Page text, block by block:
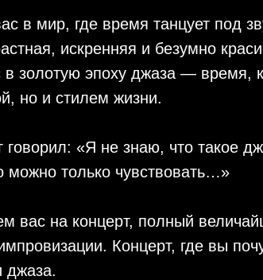
в мир, где время танцует под
искренняя и безумно
в золотую эпоху джаза — время,
но и стилем жизни.
говорил: «Я не знаю, что такое
можно только чувствовать…»
вас на концерт, полный
Концерт, где вы
джаза.